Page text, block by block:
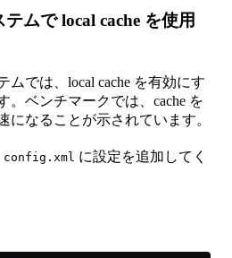
ムで local cache を使用
ムでは、local cache を有効にす
。ベンチマークでは、cache を
になることが示されています。
config.xml に設定を追加してく